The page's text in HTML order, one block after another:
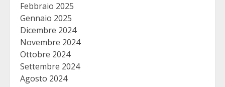
Febbraio 2025
Gennaio 2025
Dicembre 2024
Novembre 2024
Ottobre 2024
Settembre 2024
Agosto 2024